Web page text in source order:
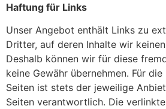
Haftung für Links
Unser Angebot enthält Links zu
Dritter, auf deren Inhalte wir
Deshalb können wir für diese
keine Gewähr übernehmen. Für
Seiten ist stets der jeweilige
Seiten verantwortlich. Die